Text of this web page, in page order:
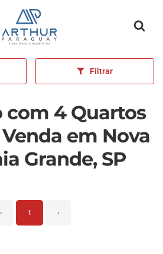
Página inicial
Filtrar
com 4 Quartos
em Nova
Grande, SP
‹ 1 ›